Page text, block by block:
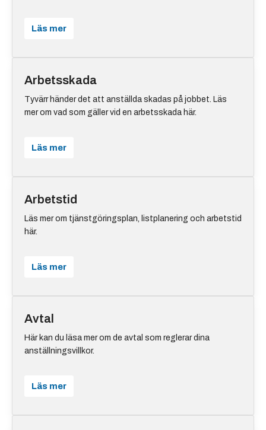
Läs mer
Arbetsskada
Tyvärr händer det att anställda skadas på jobbet. Läs
mer om vad som gäller vid en arbetsskada här.
Läs mer
Arbetstid
Läs mer om tjänstgöringsplan, listplanering och arbetstid
här.
Läs mer
Avtal
Här kan du läsa mer om de avtal som reglerar dina
anställningsvillkor.
Läs mer